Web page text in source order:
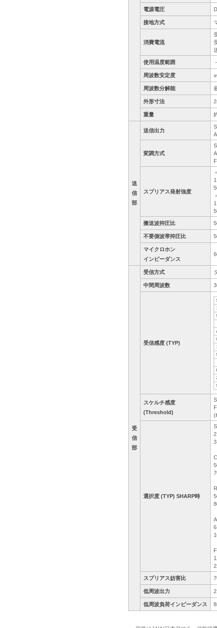
電源電圧
接地方式
消費電流
使用温度範囲
周波数安定度
周波数分解能
外形寸法
重量
送
信
部
送信出力
変調方式
スプリアス発射強度
搬送波抑圧比
不要側波帯抑圧比
マイクロホン
インピーダンス
受
信
部
受信方式
中間周波数
受信感度 (TYP)
スケルチ感度
(Threshold)
選択度 (TYP) SHARP時
スプリアス妨害比
低周波出力
低周波負荷インピーダンス